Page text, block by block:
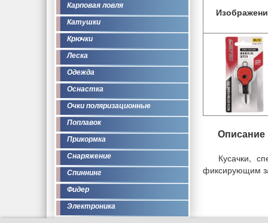
Карповая ловля
Катушки
Крючки
Леска
Одежда
Оснастка
Очки поляризационные
Поплавок
Прикормка
Снаряжение
Спиннинг
Фидер
Электроника
Описание
Кусачки,
фиксирующим